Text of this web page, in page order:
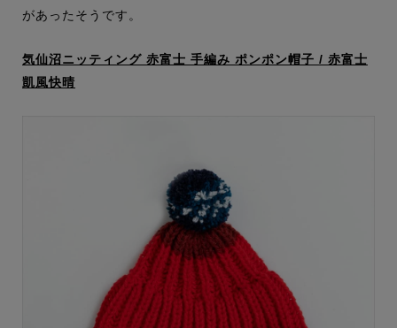
があったそうです。
気仙沼ニッティング 赤富士 手編み ポンポン帽子 / 赤富士
凱風快晴